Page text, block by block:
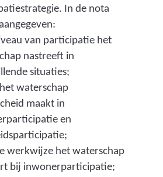
g
e
d
e
f
i
n
i
e
In de nota
van participatie het
nastreeft in
situaties;
waterschap
maakt in
en
werkwijze het waterschap
bij inwonerparticipatie;